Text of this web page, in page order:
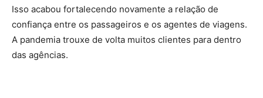
Isso acabou fortalecendo novamente a relação de
confiança entre os passageiros e os agentes de viagens.
A pandemia trouxe de volta muitos clientes para dentro
das agências.